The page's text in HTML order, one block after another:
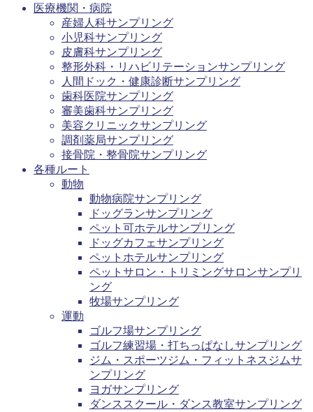
医療機関・病院
産婦人科サンプリング
小児科サンプリング
皮膚科サンプリング
整形外科・リハビリテーションサンプリング
人間ドック・健康診断サンプリング
歯科医院サンプリング
審美歯科サンプリング
美容クリニックサンプリング
調剤薬局サンプリング
接骨院・整骨院サンプリング
各種ルート
動物
動物病院サンプリング
ドッグランサンプリング
ペット可ホテルサンプリング
ドッグカフェサンプリング
ペットホテルサンプリング
ペットサロン・トリミングサロンサンプリ
ング
牧場サンプリング
運動
ゴルフ場サンプリング
ゴルフ練習場・打ちっぱなしサンプリング
ジム・スポーツジム・フィットネスジムサ
ンプリング
ヨガサンプリング
ダンススクール・ダンス教室サンプリング